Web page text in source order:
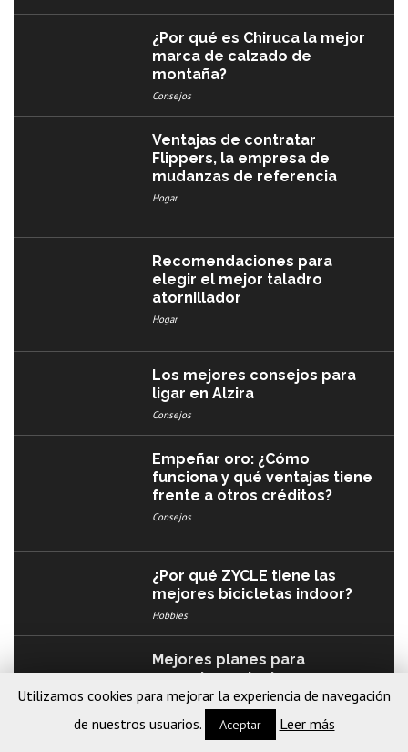
¿Por qué es Chiruca la mejor
marca de calzado de
montaña?
Consejos
Ventajas de contratar
Flippers, la empresa de
mudanzas de referencia
Hogar
Recomendaciones para
elegir el mejor taladro
atornillador
Hogar
Los mejores consejos para
ligar en Alzira
Consejos
Empeñar oro: ¿Cómo
funciona y qué ventajas tiene
frente a otros créditos?
Consejos
¿Por qué ZYCLE tiene las
mejores bicicletas indoor?
Hobbies
Mejores planes para
encontrar relaciones en
Getafe
Consejos
Utilizamos cookies para mejorar la experiencia de navegación
de nuestros usuarios.
Aceptar Leer más